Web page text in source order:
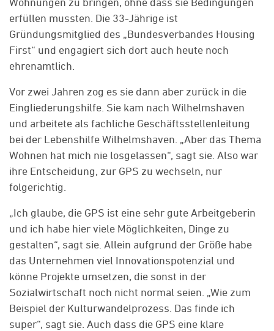
erfüllen mussten. Die 33-Jährige ist
Gründungsmitglied des „Bundesverbandes Housing
First“ und engagiert sich dort auch heute noch
ehrenamtlich.
Vor zwei Jahren zog es sie dann aber zurück in die
Eingliederungshilfe. Sie kam nach Wilhelmshaven
und arbeitete als fachliche Geschäftsstellenleitung
bei der Lebenshilfe Wilhelmshaven. „Aber das Thema
Wohnen hat mich nie losgelassen“, sagt sie. Also war
ihre Entscheidung, zur GPS zu wechseln, nur
folgerichtig.
„Ich glaube, die GPS ist eine sehr gute Arbeitgeberin
und ich habe hier viele Möglichkeiten, Dinge zu
gestalten“, sagt sie. Allein aufgrund der Größe habe
das Unternehmen viel Innovationspotenzial und
könne Projekte umsetzen, die sonst in der
Sozialwirtschaft noch nicht normal seien. „Wie zum
Beispiel der Kulturwandelprozess. Das finde ich
super“, sagt sie. Auch dass die GPS eine klare